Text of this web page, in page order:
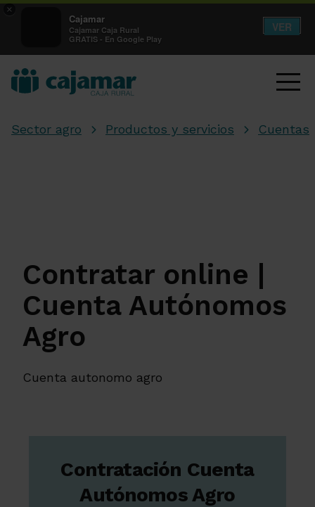
×
Cajamar
Cajamar Caja Rural
GRATIS - En Google Play
VER
Sector agro Productos y servicios Cuentas
Contratar online |
Cuenta Autónomos
Agro
Cuenta autonomo agro
Contratación Cuenta
Autónomos Agro